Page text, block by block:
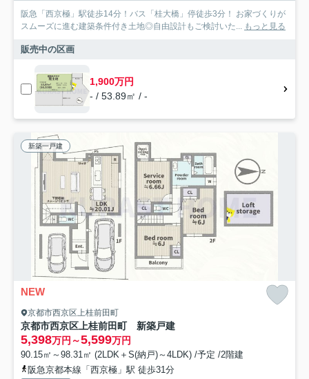
阪急「西京極」駅徒歩14分！バス「桂大橋」停徒歩3分！ お家づくりが
スムーズに進む建築条件付き土地◎自由設計もご検討いた... もっと見る
販売中の区画
1,900万円
- / 53.89㎡ / -
新築一戸建
NEW
京都市西京区上桂前田町
京都市西京区上桂前田町 新築戸建
5,398万円～5,599万円
90.15㎡～98.31㎡ (2LDK＋S(納戸)～4LDK) /予定 /2階建
阪急京都本線「西京極」駅 徒歩31分